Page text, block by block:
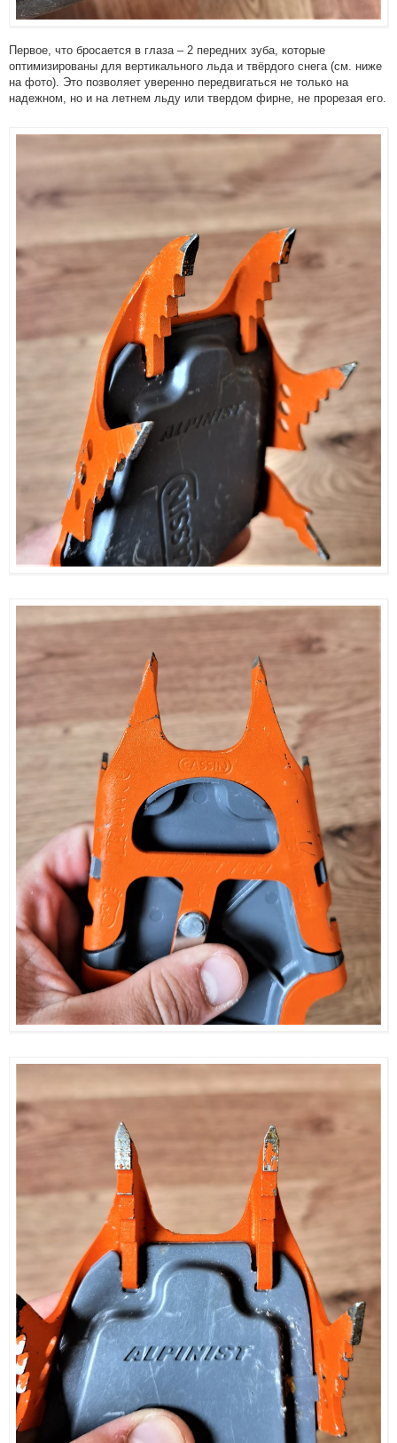
Первое, что бросается в глаза – 2 передних зуба, которые
оптимизированы для вертикального льда и твёрдого снега (см. ниже
на фото). Это позволяет уверенно передвигаться не только на
надежном, но и на летнем льду или твердом фирне, не прорезая его.